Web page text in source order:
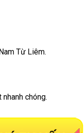
Từ Liêm.
chóng.